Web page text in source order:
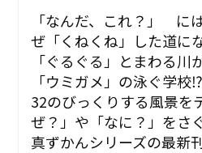
「なんだ、これ？」
ぜ「くねくね」した道に
「ぐるぐる」とまわる川
「ウミガメ」の泳ぐ学校
32のびっくりする風景を
ぜ？」や「なに？」をさ
真ずかんシリーズの最新刊